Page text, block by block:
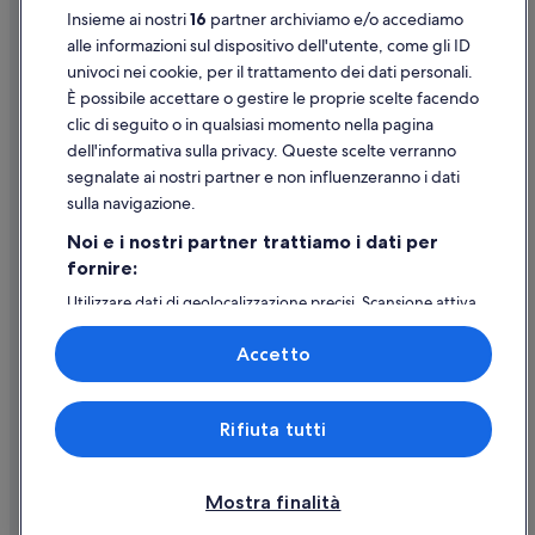
Sonnenland: hotel
Dune di Maspalomas: hotel nelle vicinanze
Playa del Ingles: hotel
Maspalomas Golf Course: hotel nelle vicinanze
Meloneras: hotel
Centro commerciale Yumbo: hotel nelle vicinanze
Parque Botánico de Maspalomas: hotel nelle vicinanze
Faro di Maspalomas: hotel nelle vicinanze
Campo Internacional Maspalomas: hotel Iberostar
Campo Internacional Maspalomas: Paradise Hotels
Meloneras: HV Hotels
Supporto
Assistenza clienti
Contattaci
Come cancellare un volo
Come modificare la prenotazione di un hotel o una casa vacanze
Utilizzare un coupon Expedia
Documenti per i viaggi internazionali
© 2026 Expedia, Inc., una società di Expedia Group. Tutti i diritti riservati.
Expedia e il logo di Expedia sono marchi registrati o marchi di Expedia,
Insieme ai nostri16 partner archiviamo e/o accediamo
alle informazioni sul dispositivo dell'utente, come gli ID
univoci nei cookie, per il trattamento dei dati personali.
È possibile accettare o gestire le proprie scelte facendo
clic di seguito o in qualsiasi momento nella pagina
dell'informativa sulla privacy. Queste scelte verranno
segnalate ai nostri partner e non influenzeranno i dati
sulla navigazione.
Noi e i nostri partner trattiamo i dati per
fornire:
Utilizzare dati di geolocalizzazione precisi. Scansione attiva
delle caratteristiche del dispositivo ai fini
dell’identificazione. Archiviare informazioni su dispositivo
e/o accedervi. Pubblicità e contenuti personalizzati,
misurazione delle prestazioni dei contenuti e degli
annunci, ricerche sul pubblico, sviluppo di servizi.
Elenco dei partner (fornitori)
Mostra finalità
Rifiuta tutti
Accetto